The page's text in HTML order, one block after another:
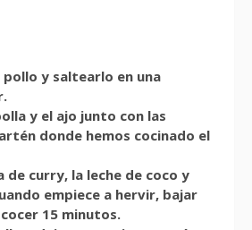
pollo y saltearlo en una
y el ajo junto con las
donde hemos cocinado el
de curry, la leche de coco y
empiece a hervir, bajar
15 minutos.